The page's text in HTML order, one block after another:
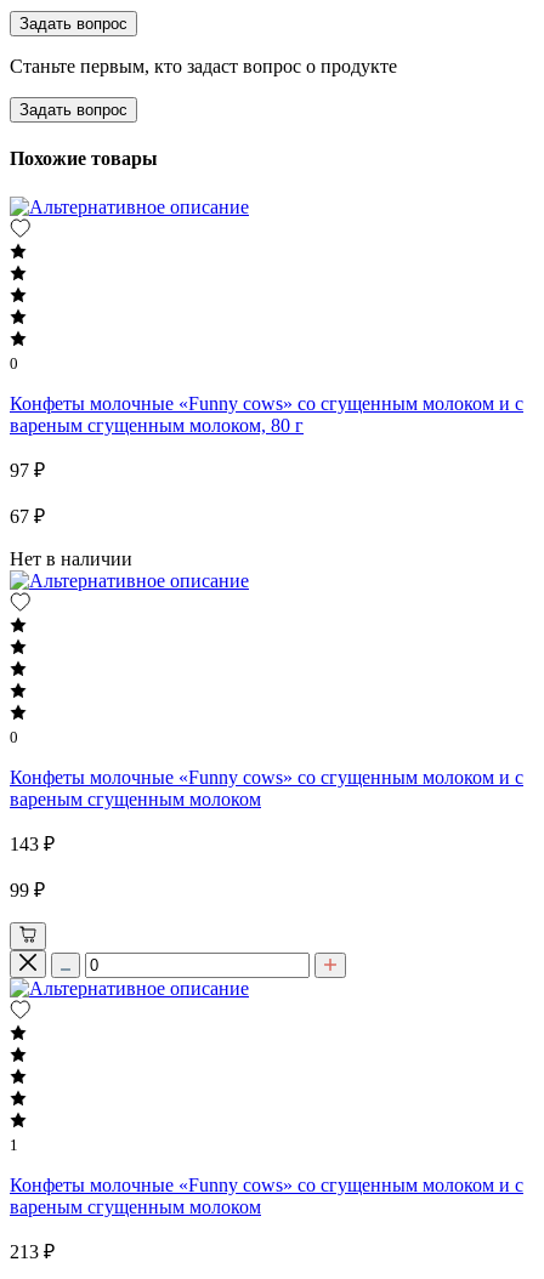
Задать вопрос
Станьте первым, кто задаст вопрос о продукте
Задать вопрос
Похожие товары
0
Конфеты молочные «Funny cows» со сгущенным молоком и с
вареным сгущенным молоком, 80 г
97 ₽
67 ₽
Нет в наличии
0
Конфеты молочные «Funny cows» со сгущенным молоком и с
вареным сгущенным молоком
143 ₽
99 ₽
1
Конфеты молочные «Funny cows» со сгущенным молоком и с
вареным сгущенным молоком
213 ₽